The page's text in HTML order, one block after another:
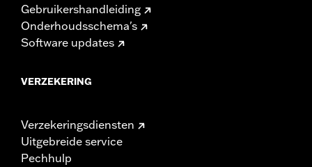
Gebruikershandleiding
Onderhoudsschema's
Software updates
VERZEKERING
Verzekeringsdiensten
Uitgebreide service
Pechhulp